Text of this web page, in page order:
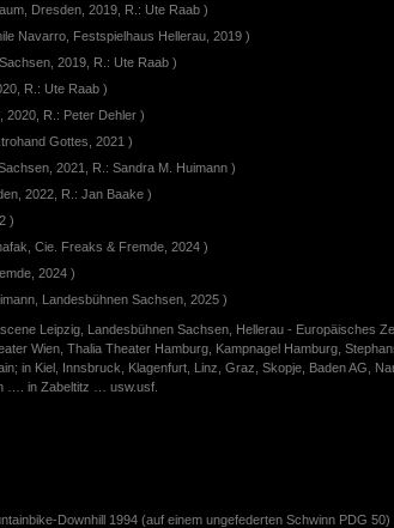
Dresden, 2019, R.: Ute Raab )
Navarro, Festspielhaus Hellerau, 2019 )
2019, R.: Ute Raab )
R.: Ute Raab )
2020, R.: Peter Dehler )
Gottes, 2021 )
2021, R.: Sandra M. Huimann )
2022, R.: Jan Baake )
)
Cie. Freaks & Fremde, 2024 )
2024 )
Landesbühnen Sachsen, 2025 )
Leipzig, Landesbühnen Sachsen, Hellerau - Europäisches
Wien, Thalia Theater Hamburg, Kampnagel Hamburg,
in Kiel, Innsbruck, Klagenfurt, Linz, Graz, Skopje, Baden AG,
…. in Zabeltitz … usw.usf.
Downhill 1994 (auf einem ungefederten Schwinn PDG 50)